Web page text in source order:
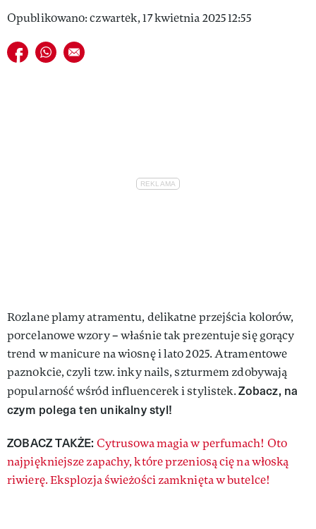
MAGAZYN VIVA!
Opublikowano: czwartek, 17 kwietnia 2025 12:55
Udostępnij na facebook
Udostępnij na whatsapp
E-mail do przyjaciela
Rozlane plamy atramentu, delikatne przejścia kolorów,
porcelanowe wzory – właśnie tak prezentuje się gorący
trend w manicure na wiosnę i lato 2025. Atramentowe
paznokcie, czyli tzw. inky nails, szturmem zdobywają
popularność wśród influencerek i stylistek.Zobacz, na
czym polega ten unikalny styl!
ZOBACZ TAKŻE: Cytrusowa magia w perfumach! Oto
najpiękniejsze zapachy, które przeniosą cię na włoską
riwierę. Eksplozja świeżości zamknięta w butelce!